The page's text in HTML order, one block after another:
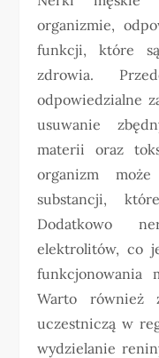
organizmie,
funkcji, które
zdrowia.
odpowiedzialne
usuwanie
materii oraz
organizm
substancji,
Dodatkowo
elektrolitów, co
funkcjonowania
Warto również
uczestniczą w
wydzielanie